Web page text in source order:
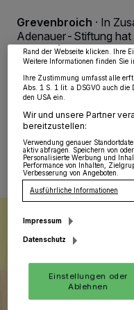
Grevenbroich · In
Adenauer-Stiftung hat
Bundesminister und
Reihe der
etabliert. Am 4.
möglicherweise nicht mehr so
wieder aufrufen, um Ihre
widerrufen, indem Sie auf den
Rand der Webseite klicken. Ihre
Weitere Informationen finden Sie
Ihre Zustimmung umfasst alle
Abs. 1 S. 1 lit. a DSGVO auch die
den USA ein.
Wir und unsere Partner
bereitzustellen:
Verwendung genauer
aktiv abfragen. Speichern von
Personalisierte Werbung und
Performance von Inhalten,
Verbesserung von Angeboten.
Ausführliche Informationen
Impressum
Datenschutz
Einstellungen oder
Ablehnen